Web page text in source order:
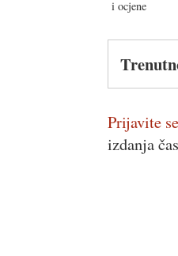
Prijavite
izdanja